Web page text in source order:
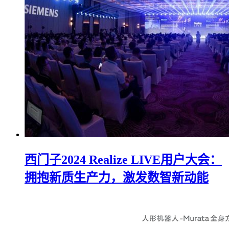
西门子2024 Realize LIVE用户大会：
拥抱新质生产力，激发数智新动能